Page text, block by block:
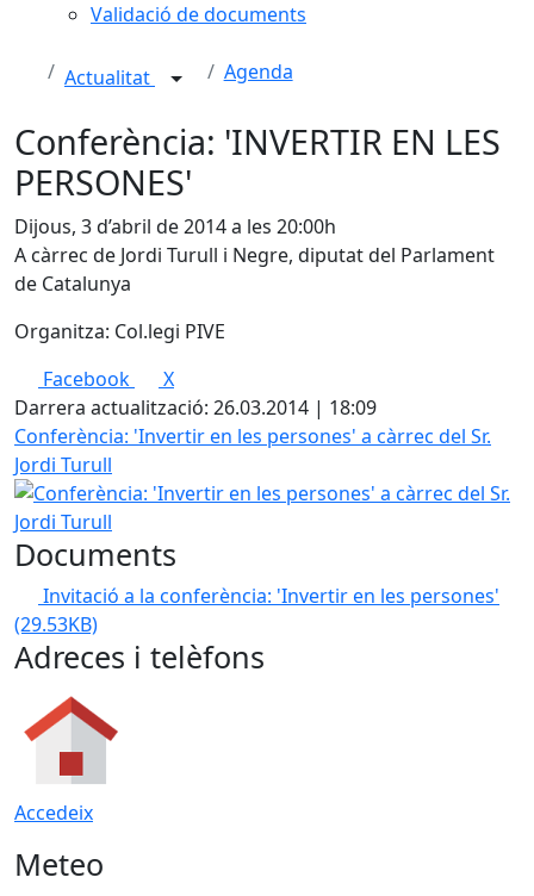
Validació de documents
Actualitat Agenda
Conferència: 'INVERTIR EN LES
PERSONES'
Dijous, 3 d’abril de 2014 a les 20:00h
A càrrec de Jordi Turull i Negre, diputat del Parlament
de Catalunya
Organitza: Col.legi PIVE
Facebook
X
Darrera actualització: 26.03.2014 | 18:09
Conferència: 'Invertir en les persones' a càrrec del Sr.
Jordi Turull
Documents
Invitació a la conferència: 'Invertir en les persones'
(29.53KB)
Adreces i telèfons
Accedeix
Meteo